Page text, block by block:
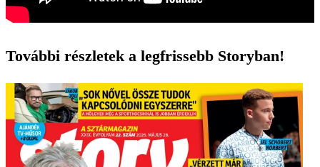
További részletek a legfrissebb Storyban!